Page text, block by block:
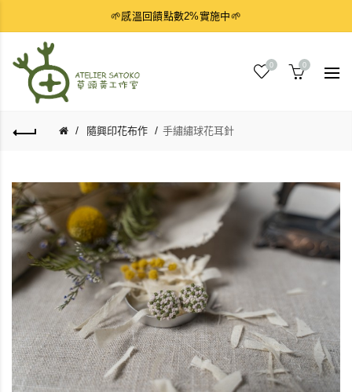
🌱感溫回饋點數2%實施中🌱
0 0
隨興印花布作 手繡繡球花耳針